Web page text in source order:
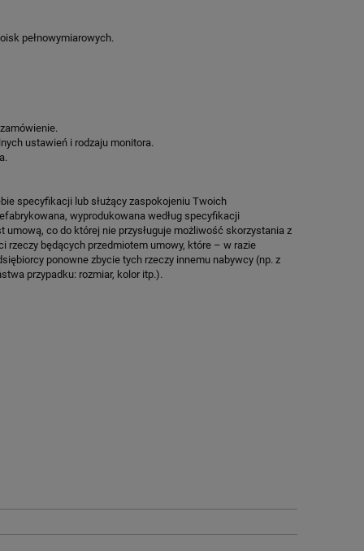
pełnowymiarowych.
ustawień i rodzaju monitora.
specyfikacji lub służący zaspokojeniu Twoich
wyprodukowana według specyfikacji
co do której nie przysługuje możliwość skorzystania z
rzeczy będących przedmiotem umowy, które – w razie
ponowne zbycie tych rzeczy innemu nabywcy (np. z
przypadku: rozmiar, kolor itp.).